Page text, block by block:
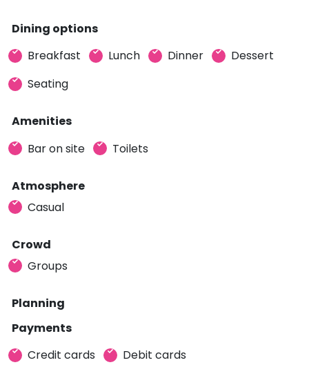
Dining options
Breakfast
Lunch Dinner
Dessert
Seating
Amenities
Bar on site
Toilets
Atmosphere
Casual
Crowd
Groups
Planning
Payments
Credit cards
Debit cards